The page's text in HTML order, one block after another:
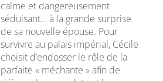
calme et dangereusement
séduisant… à la grande surprise
de sa nouvelle épouse. Pour
survivre au palais impérial, Cécile
choisit d’endosser le rôle de la
parfaite « méchante » afin de